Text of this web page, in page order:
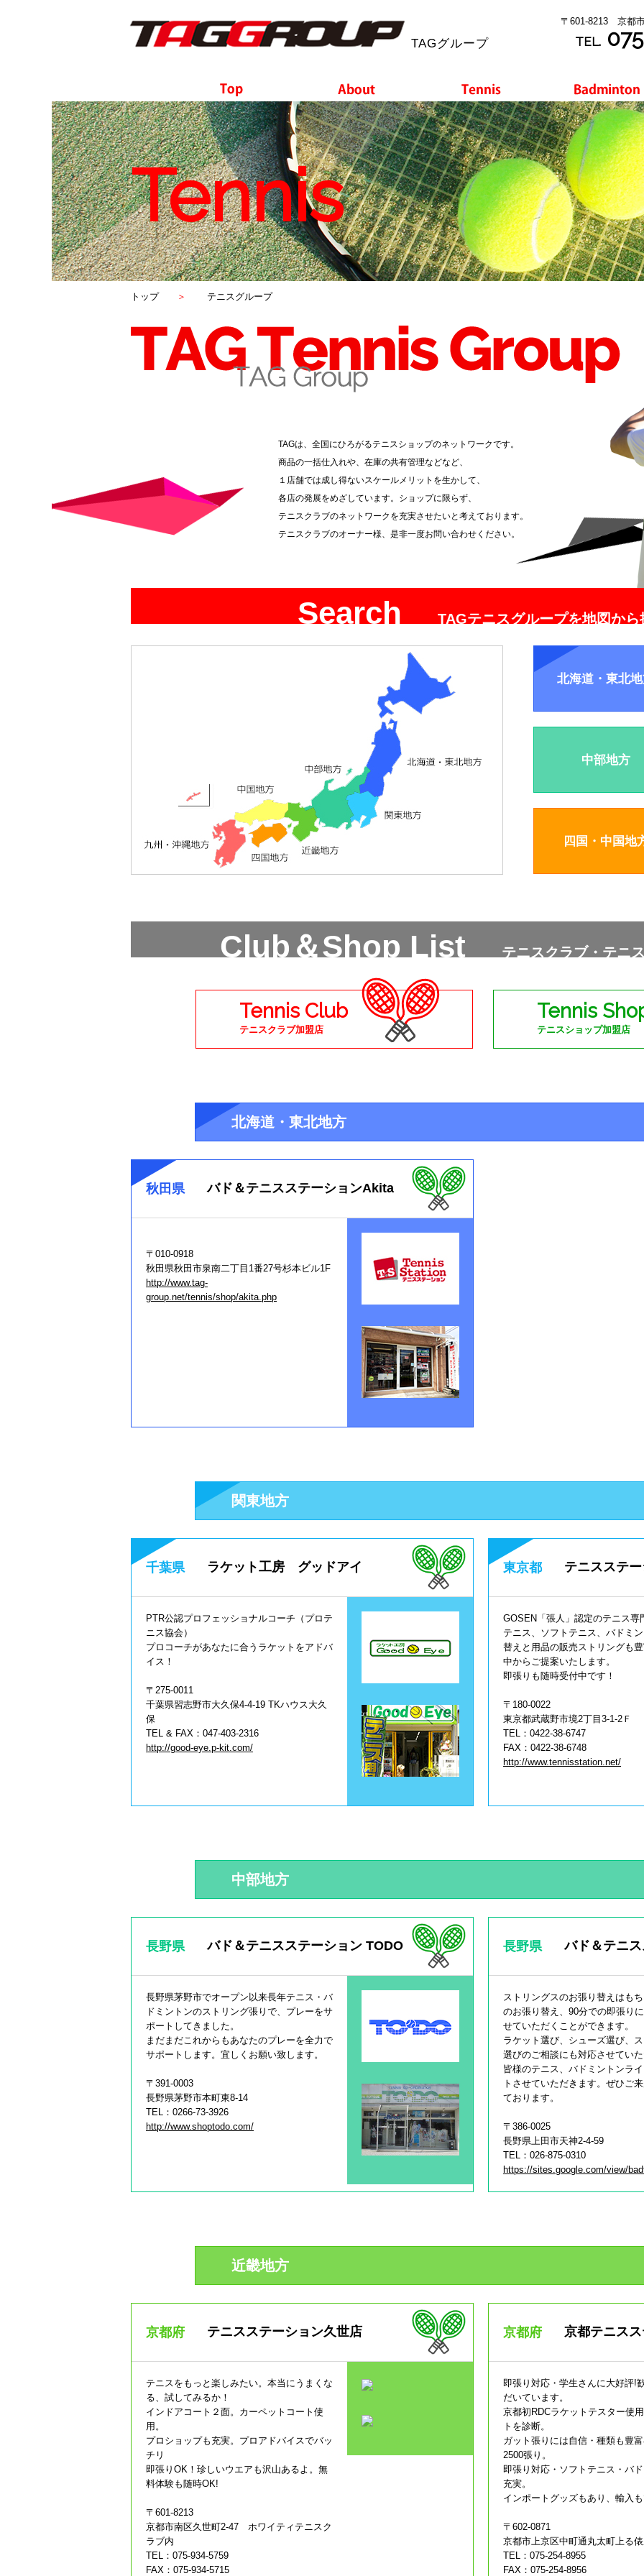
TAGグループ
〒601-8213 京都
TEL.
Tennis
トップ テニスグループ
TAGは、全国にひろがるテニスショップのネットワークです。
商品の一括仕入れや、在庫の共有管理などなど、
１店舗では成し得ないスケールメリットを生かして、
各店の発展をめざしています。ショップに限らず、
テニスクラブのネットワークを充実させたいと考えております。
テニスクラブのオーナー様、是非一度お問い合わせください。
Search TAGテニスグループを地図から
北海道・東北
中部地方
四国・中国地
Club＆Shop List テニスクラブ・テニ
Tennis Club
テニスクラブ加盟店
Tennis
テニスショップ加盟店
北海道・東北地方
秋田県 バド＆テニスステーションAkita
〒010-0918
秋田県秋田市泉南二丁目1番27号杉本ビル1F
http://www.tag-
group.net/tennis/shop/akita.php
関東地方
千葉県 ラケット工房 グッドアイ
PTR公認プロフェッショナルコーチ（プロテ
ニス協会）
プロコーチがあなたに合うラケットをアドバ
イス！
〒275-0011
千葉県習志野市大久保4-4-19 TKハウス大久
保
TEL & FAX：047-403-2316
http://good-eye.p-kit.com/
東京都 テニスステ
GOSEN「張人」認定のテニス専
テニス、ソフトテニス、バドミ
替えと用品の販売ストリングも
中からご提案いたします。
即張りも随時受付中です！
〒180-0022
東京都武蔵野市境2丁目3-1-2Ｆ
TEL：0422-38-6747
FAX：0422-38-6748
http://www.tennisstation.net/
中部地方
長野県 バド＆テニスステーション TODO
長野県茅野市でオープン以来長年テニス・バ
ドミントンのストリング張りで、プレーをサ
ポートしてきました。
まだまだこれからもあなたのプレーを全力で
サポートします。宜しくお願い致します。
〒391-0003
長野県茅野市本町東8-14
TEL：0266-73-3926
http://www.shoptodo.com/
長野県 バド＆テニ
ストリングスのお張り替えはも
のお張り替え、90分での即張り
せていただくことができます。
ラケット選び、シューズ選び、
選びのご相談にも対応させてい
皆様のテニス、バドミントンラ
トさせていただきます。ぜひご
ております。
〒386-0025
長野県上田市天神2-4-59
TEL：026-875-0310
https://sites.google.com/view/
近畿地方
京都府 テニスステーション久世店
テニスをもっと楽しみたい。本当にうまくな
る、試してみるか！
インドアコート２面。カーペットコート使
用。
プロショップも充実。プロアドバイスでバッ
チリ
即張りOK！珍しいウエアも沢山あるよ。無
料体験も随時OK!
〒601-8213
京都市南区久世町2-47 ホワイティテニスク
ラブ内
TEL：075-934-5759
FAX：075-934-5715
京都府 京都テニス
即張り対応・学生さんに大好評!
だいています。
京都初RDCラケットテスター使
トを診断。
ガット張りには自信・種類も豊
2500張り。
即張り対応・ソフトテニス・バ
充実。
インポートグッズもあり、輸入
〒602-0871
京都市上京区中町通丸太町上る
TEL：075-254-8955
FAX：075-254-8956